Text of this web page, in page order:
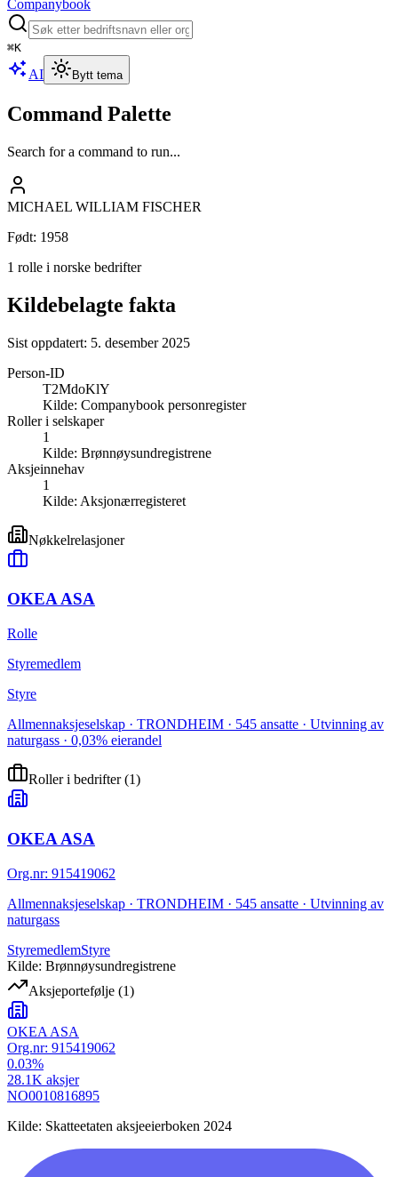
Companybook
⌘K
AI Bytt tema
Command Palette
Search for a command to run...
MICHAEL WILLIAM FISCHER
Født: 1958
1 rolle i norske bedrifter
Kildebelagte fakta
Sist oppdatert: 5. desember 2025
Person-ID
T2MdoKlY
Kilde: Companybook personregister
Roller i selskaper
1
Kilde: Brønnøysundregistrene
Aksjeinnehav
1
Kilde: Aksjonærregisteret
Nøkkelrelasjoner
OKEA ASA
Rolle
Styremedlem
Styre
Allmennaksjeselskap · TRONDHEIM · 545 ansatte · Utvinning av
naturgass · 0,03% eierandel
Roller i bedrifter(1)
OKEA ASA
Org.nr: 915419062
Allmennaksjeselskap · TRONDHEIM · 545 ansatte · Utvinning av
naturgass
StyremedlemStyre
Kilde: Brønnøysundregistrene
Aksjeportefølje (1)
OKEA ASA
Org.nr: 915419062
0.03%
28.1K aksjer
NO0010816895
Kilde: Skatteetaten aksjeeierboken 2024